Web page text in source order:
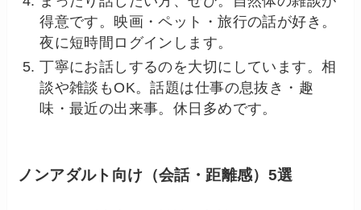
得意です。映画・ペット・旅行の話が好き。
夜に短時間ログインします。
丁寧にお話しするのを大切にしています。相
談や雑談もOK。話題は仕事の息抜き・趣
味・最近の出来事。休日多めです。
ノンアダルト向け（会話・距離感）5選